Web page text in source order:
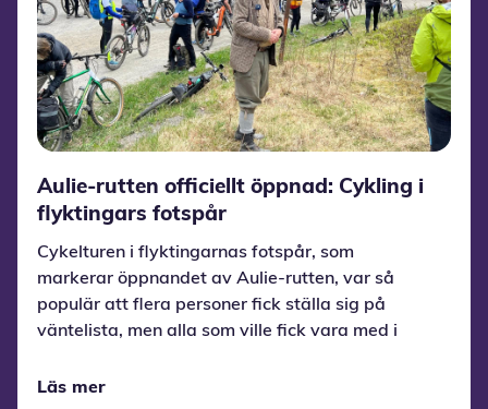
Aulie-rutten officiellt öppnad: Cykling i
flyktingars fotspår
Cykelturen i flyktingarnas fotspår, som
markerar öppnandet av Aulie-rutten, var så
populär att flera personer fick ställa sig på
väntelista, men alla som ville fick vara med i
Läs mer